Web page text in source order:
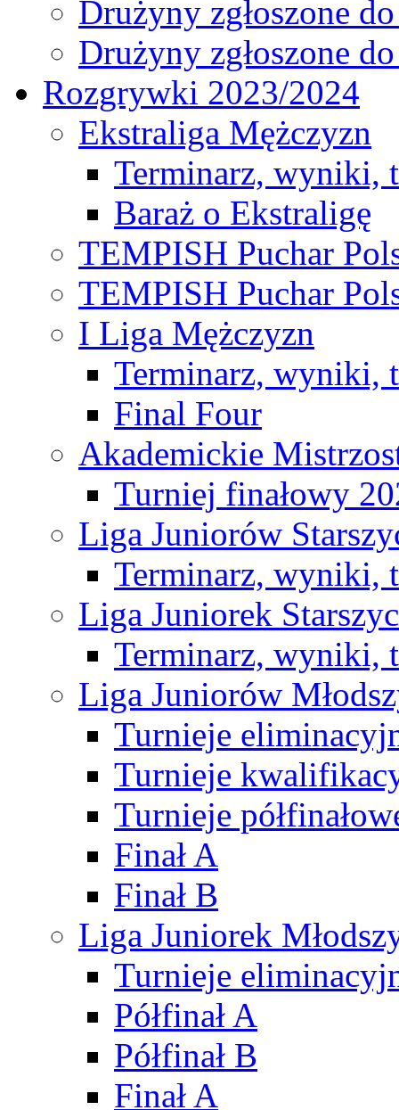
Drużyny zgłoszone
Drużyny zgłoszone
Rozgrywki 2023/2024
Ekstraliga Mężczyzn
Terminarz, wyniki,
Baraż o Ekstraligę
TEMPISH Puchar
TEMPISH Puchar
I Liga Mężczyzn
Terminarz, wyniki,
Final Four
Akademickie
Turniej finałowy
Liga Juniorów
Terminarz, wyniki,
Liga Juniorek
Terminarz, wyniki,
Liga Juniorów
Turnieje
Turnieje
Turnieje
Finał A
Finał B
Liga Juniorek
Turnieje
Półfinał A
Półfinał B
Finał A